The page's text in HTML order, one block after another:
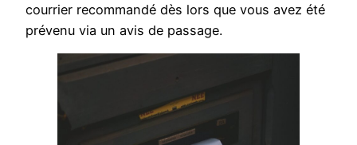
courrier recommandé dès lors que vous avez été
prévenu via un avis de passage.